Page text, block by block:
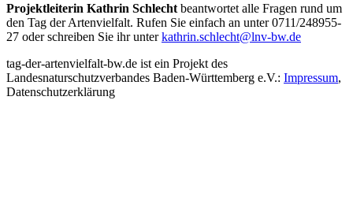
Projektleiterin Kathrin Schlecht beantwortet alle Fragen rund um
den Tag der Artenvielfalt. Rufen Sie einfach an unter 0711/248955-
27 oder schreiben Sie ihr unterkathrin.schlecht@lnv-bw.de
tag-der-artenvielfalt-bw.de ist ein Projekt des
Landesnaturschutzverbandes Baden-Württemberg e.V.: Impressum,
Datenschutzerklärung